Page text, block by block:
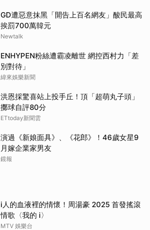
GD遭惡意抹黑「開告上百名網友」酸民最高
挨罰700萬韓元
Newtalk
ENHYPEN粉絲遭霸凌離世 網控西村力「差
別對待」
緯來娛樂新聞
洪恩採驚喜站上投手丘！頂「超萌丸子頭」
擲球自評80分
ETtoday新聞雲
演過《新娘面具》、《花郎》！46歲女星9
月嫁企業家男友
鏡報
i人的血液裡的情懷！周湯豪 2025 首發搖滾
情歌〈我的 i〉
MTV 娛樂台